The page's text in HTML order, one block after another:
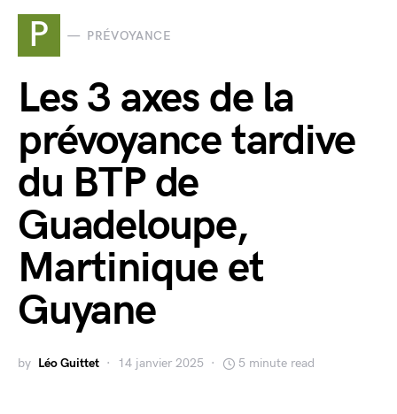
P PRÉVOYANCE
Les 3 axes de la
prévoyance tardive
du BTP de
Guadeloupe,
Martinique et
Guyane
by Léo Guittet 14 janvier 2025 5 minute read